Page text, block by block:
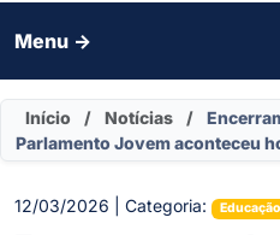
Menu ->
Início / Notícias /
Parlamento Jovem aconteceu
12/03/2026 | Categoria: Educação